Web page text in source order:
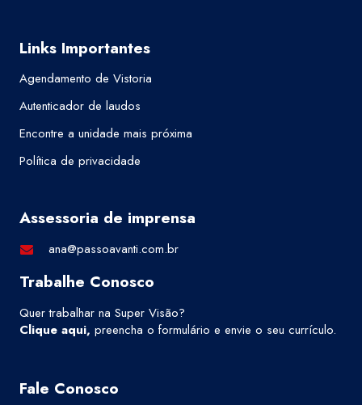
Links Importantes
Agendamento de Vistoria
Autenticador de laudos
Encontre a unidade mais próxima
Política de privacidade
Assessoria de imprensa
ana@passoavanti.com.br
Trabalhe Conosco
Quer trabalhar na Super Visão?
Clique aqui, preencha o formulário e envie o seu currículo.
Fale Conosco